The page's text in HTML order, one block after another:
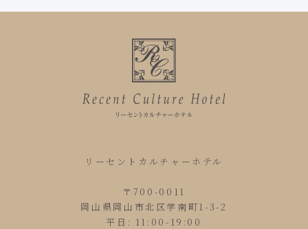
リーセントカルチャーホテル
〒700-0011
岡山県岡山市北区学南町1-3-2
平日: 11:00-19:00